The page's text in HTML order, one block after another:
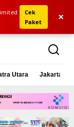
Cek
Paket
×
Utara Jakarta